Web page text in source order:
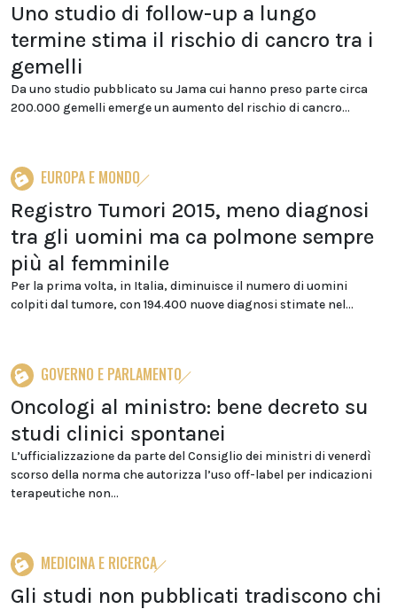
Uno studio di follow-up a lungo
termine stima il rischio di cancro tra i
gemelli
Da uno studio pubblicato su Jama cui hanno preso parte circa
200.000 gemelli emerge un aumento del rischio di cancro...
EUROPA E MONDO
Registro Tumori 2015, meno diagnosi
tra gli uomini ma ca polmone sempre
più al femminile
Per la prima volta, in Italia, diminuisce il numero di uomini
colpiti dal tumore, con 194.400 nuove diagnosi stimate nel...
GOVERNO E PARLAMENTO
Oncologi al ministro: bene decreto su
studi clinici spontanei
L’ufficializzazione da parte del Consiglio dei ministri di venerdì
scorso della norma che autorizza l’uso off-label per indicazioni
terapeutiche non...
MEDICINA E RICERCA
Gli studi non pubblicati tradiscono chi